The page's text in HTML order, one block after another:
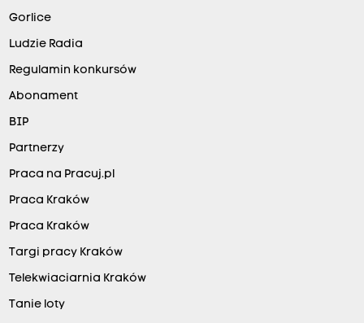
Gorlice
Ludzie Radia
Regulamin konkursów
Abonament
BIP
Partnerzy
Praca na Pracuj.pl
Praca Kraków
Praca Kraków
Targi pracy Kraków
Telekwiaciarnia Kraków
Tanie loty